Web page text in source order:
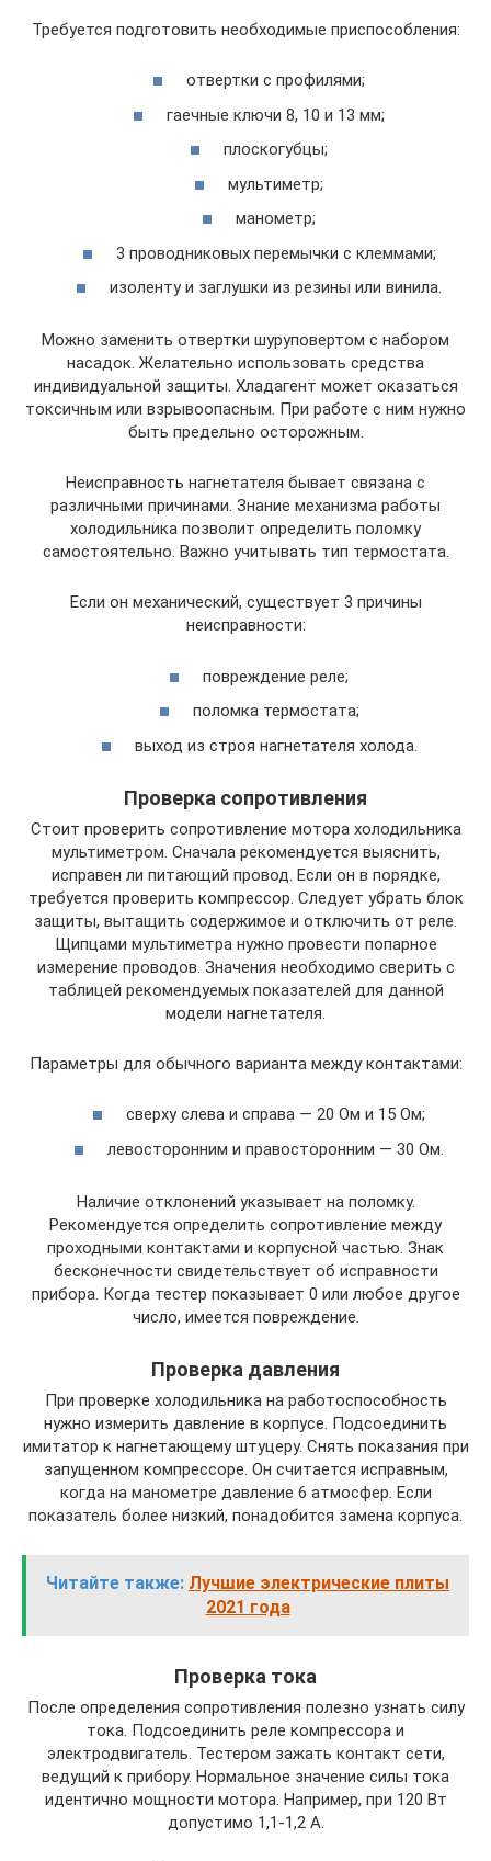
Требуется подготовить необходимые приспособления:
отвертки с профилями;
гаечные ключи 8, 10 и 13 мм;
плоскогубцы;
мультиметр;
манометр;
3 проводниковых перемычки с клеммами;
изоленту и заглушки из резины или винила.
Можно заменить отвертки шуруповертом с набором
насадок. Желательно использовать средства
индивидуальной защиты. Хладагент может оказаться
токсичным или взрывоопасным. При работе с ним нужно
быть предельно осторожным.
Неисправность нагнетателя бывает связана с
различными причинами. Знание механизма работы
холодильника позволит определить поломку
самостоятельно. Важно учитывать тип термостата.
Если он механический, существует 3 причины
неисправности:
повреждение реле;
поломка термостата;
выход из строя нагнетателя холода.
Проверка сопротивления
Стоит проверить сопротивление мотора холодильника
мультиметром. Сначала рекомендуется выяснить,
исправен ли питающий провод. Если он в порядке,
требуется проверить компрессор. Следует убрать блок
защиты, вытащить содержимое и отключить от реле.
Щипцами мультиметра нужно провести попарное
измерение проводов. Значения необходимо сверить с
таблицей рекомендуемых показателей для данной
модели нагнетателя.
Параметры для обычного варианта между контактами:
сверху слева и справа — 20 Ом и 15 Ом;
левосторонним и правосторонним — 30 Ом.
Наличие отклонений указывает на поломку.
Рекомендуется определить сопротивление между
проходными контактами и корпусной частью. Знак
бесконечности свидетельствует об исправности
прибора. Когда тестер показывает 0 или любое другое
число, имеется повреждение.
Проверка давления
При проверке холодильника на работоспособность
нужно измерить давление в корпусе. Подсоединить
имитатор к нагнетающему штуцеру. Снять показания при
запущенном компрессоре. Он считается исправным,
когда на манометре давление 6 атмосфер. Если
показатель более низкий, понадобится замена корпуса.
Читайте также: Лучшие электрические плиты
2021 года
Проверка тока
После определения сопротивления полезно узнать силу
тока. Подсоединить реле компрессора и
электродвигатель. Тестером зажать контакт сети,
ведущий к прибору. Нормальное значение силы тока
идентично мощности мотора. Например, при 120 Вт
допустимо 1,1-1,2 А.